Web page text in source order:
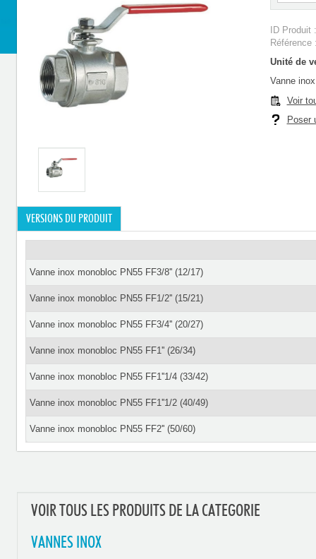
ID Produit
Unité de
Vanne
Voir
Poser
VERSIONS DU PRODUIT
Vanne inox monobloc PN55 FF3/8'' (12/17)
Vanne inox monobloc PN55 FF1/2'' (15/21)
Vanne inox monobloc PN55 FF3/4'' (20/27)
Vanne inox monobloc PN55 FF1'' (26/34)
Vanne inox monobloc PN55 FF1''1/4 (33/42)
Vanne inox monobloc PN55 FF1''1/2 (40/49)
Vanne inox monobloc PN55 FF2'' (50/60)
VOIR TOUS LES PRODUITS DE LA CATEGORIE
VANNES INOX